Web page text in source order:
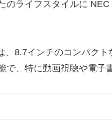
のライフスタイルに
、8.7インチのコンパク
で、特に動画視聴や電子